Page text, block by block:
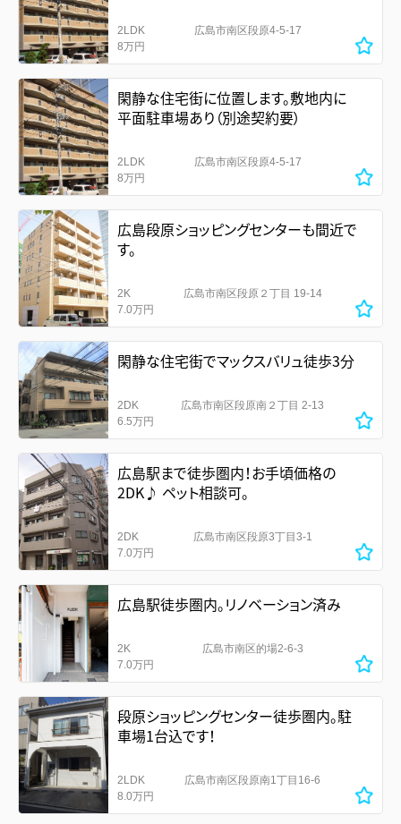
2LDK
8万円
広島市南区段原4-5-17
閑静な住宅街に位置します。敷地内に
平面駐車場あり（別途契約要）
2LDK
8万円
広島市南区段原4-5-17
広島段原ショッピングセンターも間近で
す。
2K
7.0万円
広島市南区段原２丁目 19-14
閑静な住宅街でマックスバリュ徒歩3分
2DK
6.5万円
広島市南区段原南２丁目 2-13
広島駅まで徒歩圏内！お手頃価格の
2DK♪ ペット相談可。
2DK
7.0万円
広島市南区段原3丁目3-1
広島駅徒歩圏内。リノベーション済み
2K
7.0万円
広島市南区的場2-6-3
段原ショッピングセンター徒歩圏内。駐
車場1台込です！
2LDK
8.0万円
広島市南区段原南1丁目16-6